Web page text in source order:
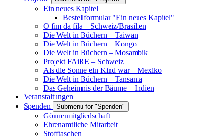
Ein neues Kapitel
Bestellformular "Ein neues Kapitel"
O fim da fila – Schweiz/Brasilien
Die Welt in Büchern – Taiwan
Die Welt in Büchern – Kongo
Die Welt in Büchern – Mosambik
Projekt FAiRE – Schweiz
Als die Sonne ein Kind war – Mexiko
Die Welt in Büchern – Tansania
Das Geheimnis der Bäume – Indien
Veranstaltungen
Spenden
Submenu for "Spenden"
Gönnermitgliedschaft
Ehrenamtliche Mitarbeit
Stofftaschen